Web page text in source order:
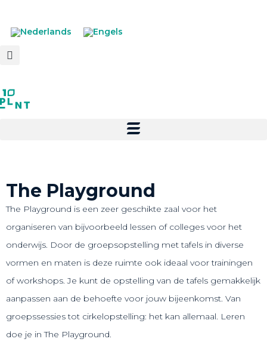
The Playground
The Playground is een zeer geschikte zaal voor het
organiseren van bijvoorbeeld lessen of colleges voor het
onderwijs. Door de groepsopstelling met tafels in diverse
vormen en maten is deze ruimte ook ideaal voor trainingen
of workshops. Je kunt de opstelling van de tafels gemakkelijk
aanpassen aan de behoefte voor jouw bijeenkomst. Van
groepssessies tot cirkelopstelling: het kan allemaal. Leren
doe je in The Playground.